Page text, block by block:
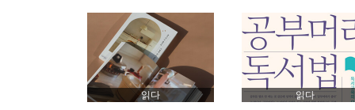
제2장. 물건은 왜 점점 늘어나기만 하는가?
원하는 모든 것을 가지고 있었다
‘익숙함’이라는 독
우리는 왜 새로운 물건을 원하는가?
읽다 읽다